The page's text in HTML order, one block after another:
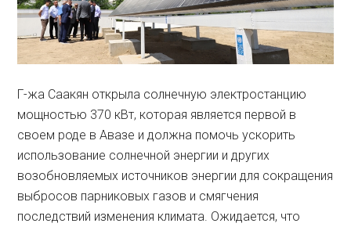
Г-жа Саакян открыла солнечную электростанцию
мощностью 370 кВт, которая является первой в
своем роде в Авазе и должна помочь ускорить
использование солнечной энергии и других
возобновляемых источников энергии для сокращения
выбросов парниковых газов и смягчения
последствий изменения климата. Ожидается, что